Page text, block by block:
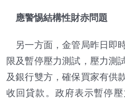
應警惕結構性財赤問題
另一方面，金管局昨日即
限及暫停壓力測試，壓力測
及銀行雙方，確保買家有供
收回貸款。政府表示暫停